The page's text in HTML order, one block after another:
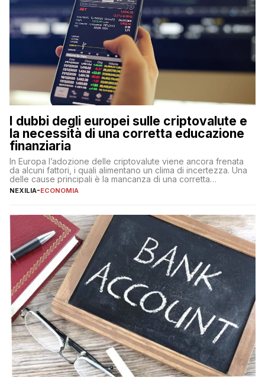
I dubbi degli europei sulle criptovalute e
la necessità di una corretta educazione
finanziaria
In Europa l’adozione delle criptovalute viene ancora frenata
da alcuni fattori, i quali alimentano un clima di incertezza. Una
delle cause principali è la mancanza di una corretta
educazione finanziaria, che impedisce ad una larga parte della
sulle criptovalute: […]
NEXILIA-ECONOMIA